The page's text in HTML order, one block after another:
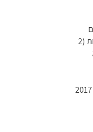
נוספים שהוזכרו בדו"ח הם – קריסת קירות או התמוטטות מתקן (11 עובדים), חפץ נופל (6 עובדים) והתחשמלות (2
עורכי הדו"ח ציינו את הסכנה שבנפילה מגובה גם בפרספקטיבה רחבה של שלוש השנים האחרונות. אם בשנת 2017